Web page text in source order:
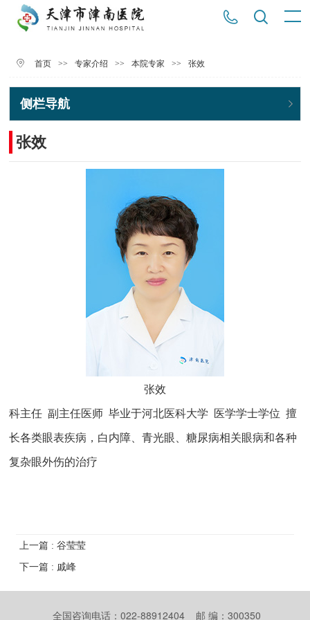
首页 >> 专家介绍 >> 本院专家 >> 张效
侧栏导航
张效
张效
科主任 副主任医师 毕业于河北医科大学 医学学士学位 擅
长各类眼表疾病，白内障、青光眼、糖尿病相关眼病和各种
复杂眼外伤的治疗
上一篇 : 谷莹莹
下一篇 : 戚峰
全国咨询电话：022-88912404 邮 编：300350